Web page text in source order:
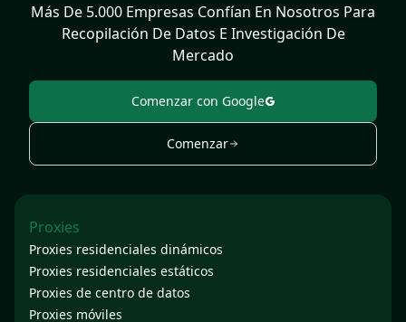
Más De 5.000 Empresas Confían En Nosotros Para
Recopilación De Datos E Investigación De
Mercado
Comenzar con Google
Comenzar
Proxies
Proxies residenciales dinámicos
Proxies residenciales estáticos
Proxies de centro de datos
Proxies móviles